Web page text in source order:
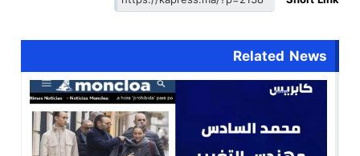
Related News